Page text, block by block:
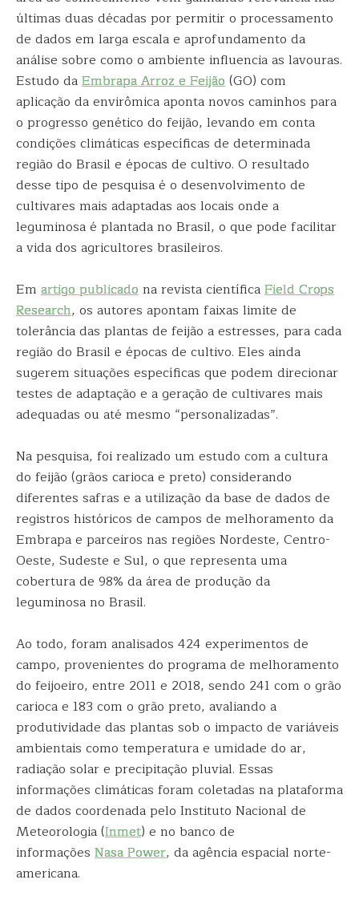
últimas duas décadas por permitir o processamento
de dados em larga escala e aprofundamento da
análise sobre como o ambiente influencia as lavouras.
Estudo daEmbrapa Arroz e Feijão(GO) com
aplicação da envirômica aponta novos caminhos para
o progresso genético do feijão, levando em conta
condições climáticas específicas de determinada
região do Brasil e épocas de cultivo. O resultado
desse tipo de pesquisa é o desenvolvimento de
cultivares mais adaptadas aos locais onde a
leguminosa é plantada no Brasil, o que pode facilitar
a vida dos agricultores brasileiros.
Em artigo publicadona revista científicaField Crops
Research, os autores apontam faixas limite de
tolerância das plantas de feijão a estresses, para cada
região do Brasil e épocas de cultivo. Eles ainda
sugerem situações específicas que podem direcionar
testes de adaptação e a geração de cultivares mais
adequadas ou até mesmo “personalizadas”.
Na pesquisa, foi realizado um estudo com a cultura
do feijão (grãos carioca e preto) considerando
diferentes safras e a utilização da base de dados de
registros históricos de campos de melhoramento da
Embrapa e parceiros nas regiões Nordeste, Centro-
Oeste, Sudeste e Sul, o que representa uma
cobertura de 98% da área de produção da
leguminosa no Brasil.
Ao todo, foram analisados 424 experimentos de
campo, provenientes do programa de melhoramento
do feijoeiro, entre 2011 e 2018, sendo 241 com o grão
carioca e 183 com o grão preto, avaliando a
produtividade das plantas sob o impacto de variáveis
ambientais como temperatura e umidade do ar,
radiação solar e precipitação pluvial. Essas
informações climáticas foram coletadas na plataforma
de dados coordenada pelo Instituto Nacional de
Meteorologia (Inmet) e no banco de
informações Nasa Power, da agência espacial norte-
americana.